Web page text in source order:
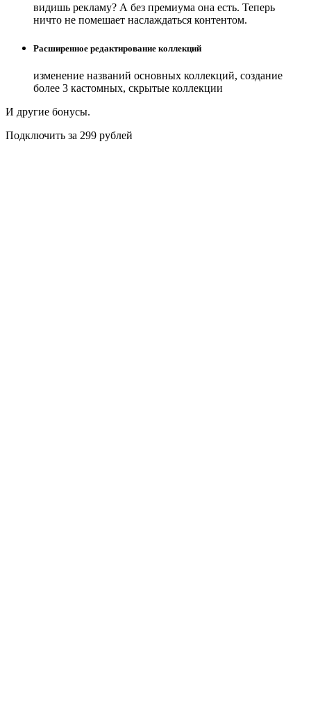
видишь рекламу? А без премиума она есть. Теперь
ничто не помешает наслаждаться контентом.
Расширенное редактирование коллекций
изменение названий основных коллекций, создание
более 3 кастомных, скрытые коллекции
И другие бонусы.
Подключить за 299 рублей